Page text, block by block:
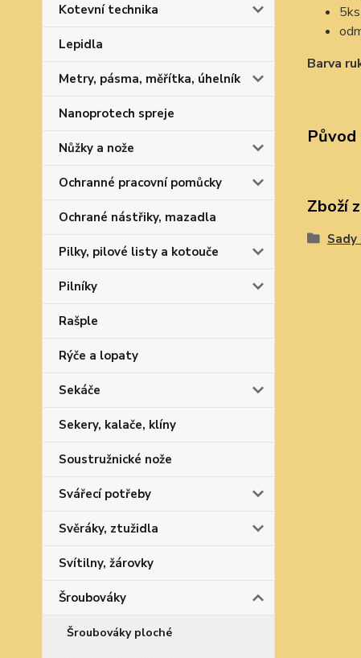
Kotevní technika
Lepidla
Metry, pásma, měřítka, úhelník
Nanoprotech spreje
Nůžky a nože
Ochranné pracovní pomůcky
Ochrané nástřiky, mazadla
Pilky, pilové listy a kotouče
Pilníky
Rašple
Rýče a lopaty
Sekáče
Sekery, kalače, klíny
Soustružnické nože
Svářecí potřeby
Svěráky, ztužidla
Svítilny, žárovky
Šroubováky
Šroubováky ploché
Barva
Původ
Zboží